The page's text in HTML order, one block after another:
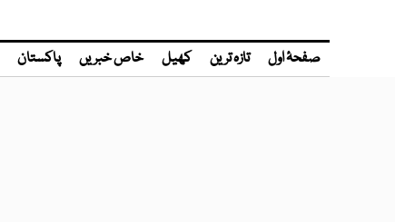
صفحۂ اول تازہ ترین کھیل خاص خبریں پاکستان